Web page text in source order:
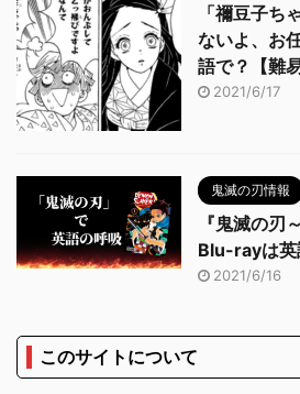
「禰豆子ち
ないよ、お
語で？【
2021/6/17
鬼滅の刃情報
『鬼滅の刃
Blu-rayは英
2021/6/16
このサイトについて